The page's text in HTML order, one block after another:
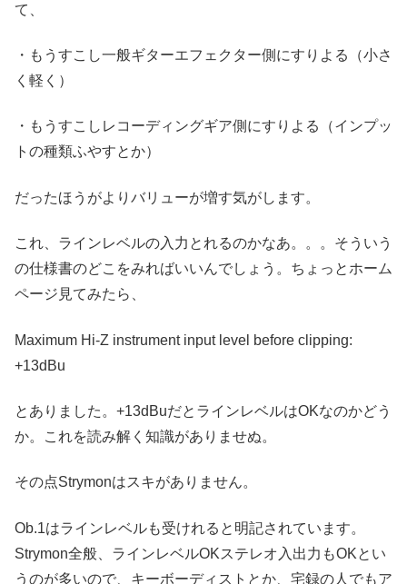
て、
・もうすこし一般ギターエフェクター側にすりよる（小さ
く軽く）
・もうすこしレコーディングギア側にすりよる（インプッ
トの種類ふやすとか）
だったほうがよりバリューが増す気がします。
これ、ラインレベルの入力とれるのかなあ。。。そういう
の仕様書のどこをみればいいんでしょう。ちょっとホーム
ページ見てみたら、
Maximum Hi-Z instrument input level before clipping:
+13dBu
とありました。+13dBuだとラインレベルはOKなのかどう
か。これを読み解く知識がありませぬ。
その点Strymonはスキがありません。
Ob.1はラインレベルも受けれると明記されています。
Strymon全般、ラインレベルOKステレオ入出力もOKとい
うのが多いので、キーボーディストとか、宅録の人でもア